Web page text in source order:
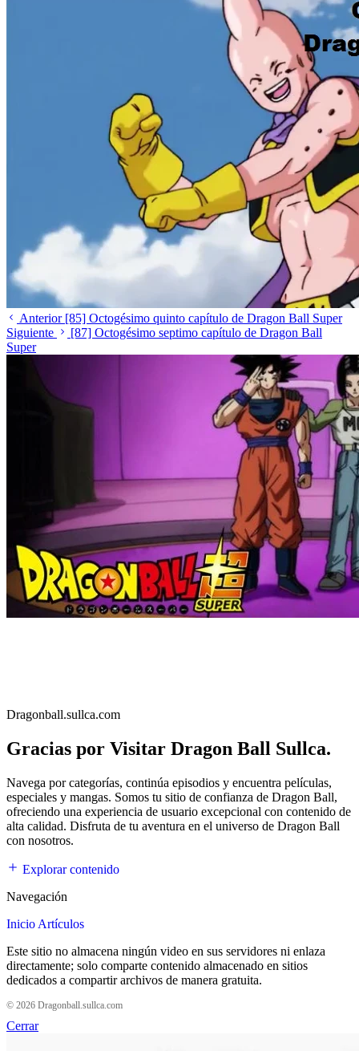
Anterior [85] Octogésimo quinto capítulo de Dragon Ball Super
Siguiente
[87] Octogésimo septimo capítulo de Dragon Ball
Super
Dragonball.sullca.com
Gracias por Visitar Dragon Ball Sullca.
Navega por categorías, continúa episodios y encuentra películas,
especiales y mangas. Somos tu sitio de confianza de Dragon Ball,
ofreciendo una experiencia de usuario excepcional con contenido de
alta calidad. Disfruta de tu aventura en el universo de Dragon Ball
con nosotros.
Explorar contenido
Navegación
Inicio Artículos
Este sitio no almacena ningún video en sus servidores ni enlaza
directamente; solo comparte contenido almacenado en sitios
dedicados a compartir archivos de manera gratuita.
© 2026 Dragonball.sullca.com
Cerrar